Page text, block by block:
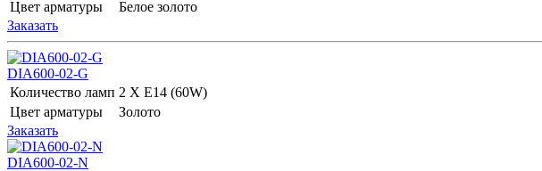
Цвет арматуры
Белое золото
Заказать
DIA600-02-G
Количество ламп 2 Х E14 (60W)
Цвет арматуры
Золото
Заказать
DIA600-02-N